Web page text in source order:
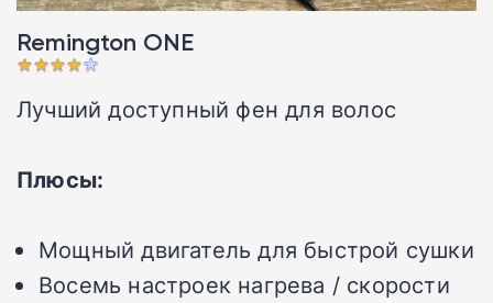
Remington ONE
Лучший доступный фен для волос
Плюсы:
Мощный двигатель для быстрой сушки
Восемь настроек нагрева / скорости